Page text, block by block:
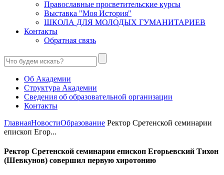
Православные просветительские курсы
Выставка "Моя История"
ШКОЛА ДЛЯ МОЛОДЫХ ГУМАНИТАРИЕВ
Контакты
Обратная связь
Об Академии
Структура Академии
Сведения об образовательной организации
Контакты
ГлавнаяНовостиОбразование Ректор Сретенской семинарии
епископ Егор...
Ректор Сретенской семинарии епископ Егорьевский Тихон
(Шевкунов) совершил первую хиротонию